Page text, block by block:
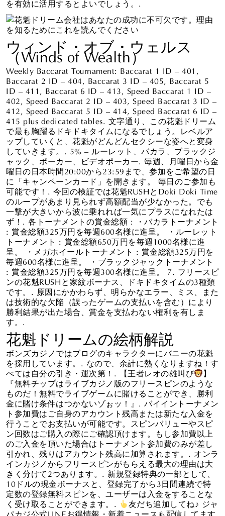
を有効に活用するとよいでしょう。.
ウィンド・オブ・ウェルス
（Winds of Wealth）
Weekly Baccarat Tournament: Baccarat 1 ID – 401,
Baccarat 2 ID – 404, Baccarat 3 ID – 405, Baccarat 5
ID – 411, Baccarat 6 ID – 413, Speed Baccarat 1 ID –
402, Speed Baccarat 2 ID – 403, Speed Baccarat 3 ID –
412, Speed Baccarat 5 ID – 414, Speed Baccarat 6 ID –
415 plus dedicated tables. 文字通り、この花魁ドリーム
で最も胸躍るドキドキタイムになるでしょう。レベルア
ップしていくと、花魁がどんどんセクシーな姿へと変身
していきます。. 5% – ルーレット、バカラ、ブラックジ
ャック、ポーカー、ビデオポーカー. 毎週、月曜日から金
曜日の日本時間20:00から23:59まで、参加をご希望の日
に「キャンペーンカード」を開きます。 毎日のご参加も
可能です！. 今回の検証では花魁RUSHとDoki Doki Time
のループがあまり見られず高額配当が少なかった。でも
一撃が大きいから波に乗れれば一気にプラスになれたは
ず！. 各トーナメントの賞金総額 : ・バカラトーナメント
: 賞金総額325万円を毎週600名様に進呈。 ・ルーレット
トーナメント : 賞金総額650万円を毎週1000名様に進
呈。 ・メガホイールトーナメント : 賞金総額325万円を
毎週600名様に進呈。 ・ブラックジャックトーナメント
: 賞金総額325万円を毎週300名様に進呈。 7. フリースピ
ンの花魁RUSHと家紋ボーナス、ドキドキタイムの3種類
です。. 原因にかかわらず、明らかなエラー、ミス、また
は技術的な欠陥（誤ったゲームの支払いを含む）により
勝利結果が出た場合、賞金を支払わない権利を有しま
す。.
花魁ドリームの絵柄解説
ボンズカジノではブログのキャラクターにバニーの花魁
を採用しています。. なので、余計に熱くなりますね！す
べては自分の引き・運次第！. 【王者レオの雄叫び
】
『無料チップはライブカジノ版のフリースピンのような
ものだ！無料でライブゲームに賭けることができ、勝利
金に賭け条件はつかないゾぉッ！』. バイイントーナメン
ト参加費はご自身のアカウント残高または新たな入金を
行うことでお支払いが可能です。スピンバリューやスピ
ン回数はご購入の際にご確認頂けます。もし参加費以上
のご入金を頂いた場合はトーナメント参加費のみが差し
引かれ、残りはアカウント残高に加算されます。. オンラ
インカジノからフリースピンがもらえる最大の理由は大
きく分けて2つあります。. 新規登録特典の一部として、
10ドルの現金ボーナスと、登録完了から3日間連続で特
定数の登録無料スピンを、ユーザーは入金をすることな
く受け取ることができます。.
友だち追加してね♪ ジャ
パカジ公式LINEお得情報・新着ニュースも配信してます